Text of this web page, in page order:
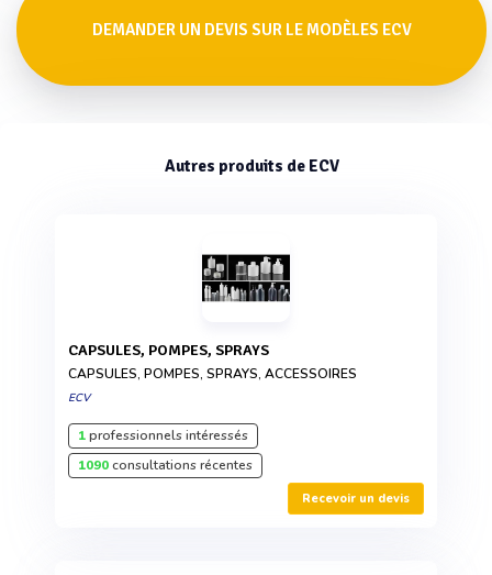
DEMANDER UN DEVIS SUR LE MODÈLES ECV
Autres produits de ECV
CAPSULES, POMPES, SPRAYS
CAPSULES, POMPES, SPRAYS, ACCESSOIRES
ECV
1professionnels intéressés
1090consultations récentes
Recevoir un devis